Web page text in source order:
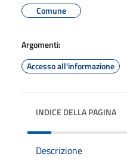
Comune
Argomenti:
Accesso all'informazione
INDICE DELLA PAGINA
Descrizione